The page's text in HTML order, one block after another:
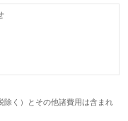
く）とその他諸費用は含まれ